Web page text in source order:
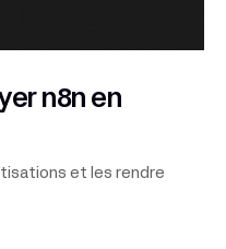
n8n en
et les rendre